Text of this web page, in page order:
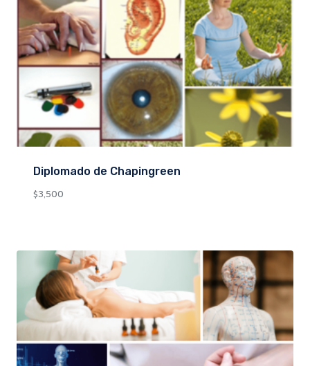
Diplomado de Chapingreen
$3,500